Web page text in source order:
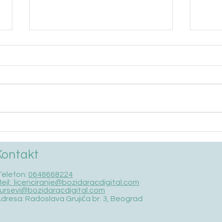
0648668224
licenciranje@bozidaracdigital.com
Radoslava Grujića br. 3, Beograd